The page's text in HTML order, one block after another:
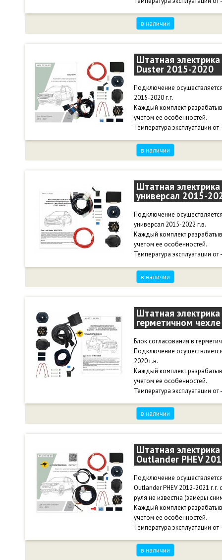
в наличии
Штатная
Duster 2015-2020
Подключение
2015-2020 г.г.
Каждый комплект
учетом ее особенностей.
Температура эксплуатации от
в наличии
Штатная
универсал 2015-
Подключение
универсал 2015-2022 г.в.
Каждый комплект
учетом ее особенностей.
Температура эксплуатации от
в наличии
Штатная
герметичном
Блок согласования в
Подключение
2020 г.в.
Каждый комплект
учетом ее особенностей.
Температура эксплуатации от
в наличии
Штатная
Outlander PHEV
Подключение
Outlander PHEV 2012-2021
руля не известна (замеры
Каждый комплект
учетом ее особенностей.
Температура эксплуатации от
в наличии